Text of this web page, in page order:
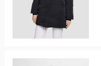
SAMSHIELD